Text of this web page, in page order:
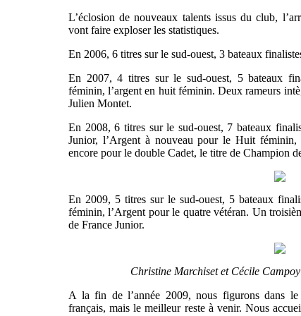
L’éclosion de nouveaux talents issus du club,
vont faire exploser les statistiques.
En 2006, 6 titres sur le sud-ouest, 3 bateaux
En 2007, 4 titres sur le sud-ouest, 5 bateaux
féminin, l’argent en huit féminin. Deux rameurs
Julien Montet.
En 2008, 6 titres sur le sud-ouest, 7 bateaux
Junior, l’Argent à nouveau pour le Huit
encore pour le double Cadet, le titre de Champion
En 2009, 5 titres sur le sud-ouest, 5 bateaux
féminin, l’Argent pour le quatre vétéran. Un
de France Junior.
Christine Marchiset et Cécile
A la fin de l’année 2009, nous figurons dans
français, mais le meilleur reste à venir. Nous